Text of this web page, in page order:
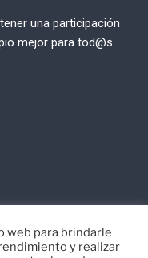
una participación
mejor para tod@s.
web para brindarle
y realizar